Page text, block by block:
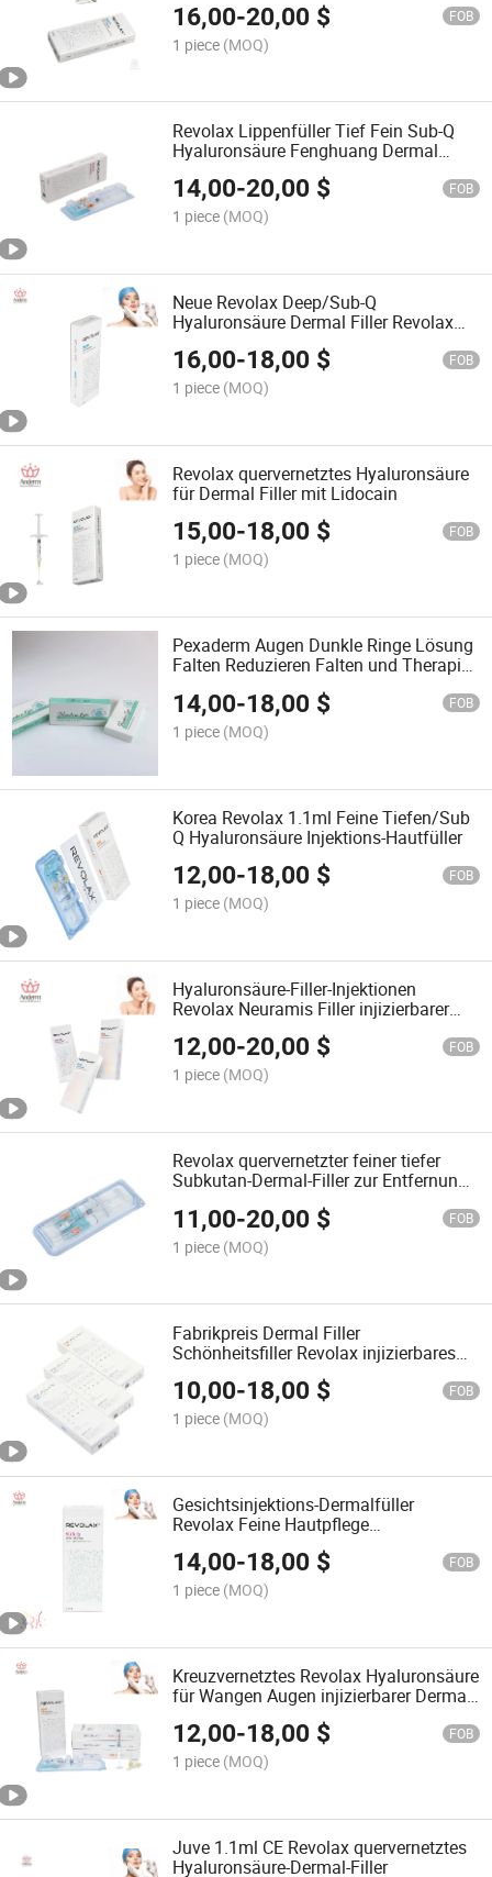
16,00-20,00 $ FOB
1 piece (MOQ)
Revolax Lippenfüller Tief Fein Sub-Q
Hyaluronsäure Fenghuang Dermal
14,00-20,00 $ FOB
1 piece (MOQ)
Neue Revolax Deep/Sub-Q
Hyaluronsäure Dermal Filler Revolax
16,00-18,00 $ FOB
1 piece (MOQ)
Revolax quervernetztes Hyaluronsäure
für Dermal Filler mit Lidocain
15,00-18,00 $ FOB
1 piece (MOQ)
Pexaderm Augen Dunkle Ringe Lösung
Falten Reduzieren Falten und Therapie
14,00-18,00 $ FOB
1 piece (MOQ)
Korea Revolax 1.1ml Feine Tiefen/Sub
Q Hyaluronsäure Injektions-Hautfüller
12,00-18,00 $ FOB
1 piece (MOQ)
Hyaluronsäure-Filler-Injektionen
Revolax Neuramis Filler injizierbarer
12,00-20,00 $ FOB
1 piece (MOQ)
Revolax quervernetzter feiner tiefer
Subkutan-Dermal-Filler zur Entfernung
11,00-20,00 $ FOB
1 piece (MOQ)
Fabrikpreis Dermal Filler
Schönheitsfiller Revolax injizierbares
10,00-18,00 $ FOB
1 piece (MOQ)
Gesichtsinjektions-Dermalfüller
Revolax Feine Hautpflege
Hyaluronsäure Dermalfüller
14,00-18,00 $ FOB
1 piece (MOQ)
Kreuzvernetztes Revolax Hyaluronsäure
für Wangen Augen injizierbarer Dermal
12,00-18,00 $ FOB
1 piece (MOQ)
Juve 1.1ml CE Revolax quervernetztes
Hyaluronsäure-Dermal-Filler